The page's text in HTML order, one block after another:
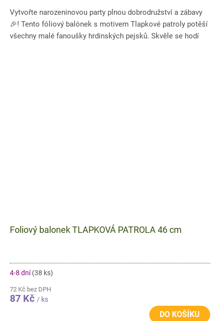
Vytvořte narozeninovou party plnou dobrodružství a zábavy
🎉! Tento fóliový balónek s motivem Tlapkové patroly potěší
všechny malé fanoušky hrdinských pejsků. Skvěle se hodí
Foliový balonek TLAPKOVÁ PATROLA 46 cm
4-8 dní(38 ks)
72 Kč bez DPH
87 Kč / ks
DO KOŠÍKU